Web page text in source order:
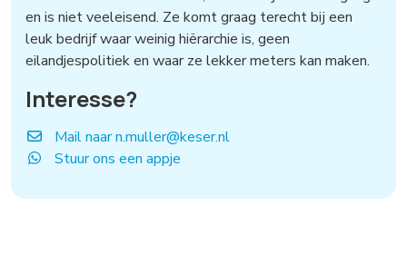
en is niet veeleisend. Ze komt graag terecht bij een
leuk bedrijf waar weinig hiërarchie is, geen
eilandjespolitiek en waar ze lekker meters kan maken.
Interesse?
Mail naar n.muller@keser.nl
Stuur ons een appje